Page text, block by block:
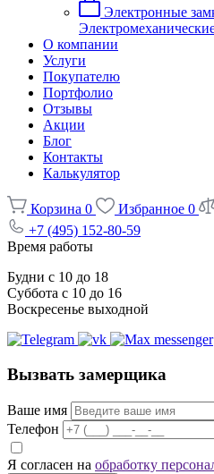
Электронные
О компании
Услуги
Покупателю
Портфолио
Отзывы
Акции
Блог
Контакты
Калькулятор
Корзина 0 Избранное 0
+7 (495) 152-80-59
Время работы
Будни с 10 до 18
Суббота с 10 до 16
Воскресенье выходной
Вызвать замерщика
Ваше имя
Телефон
Я согласен на обработку